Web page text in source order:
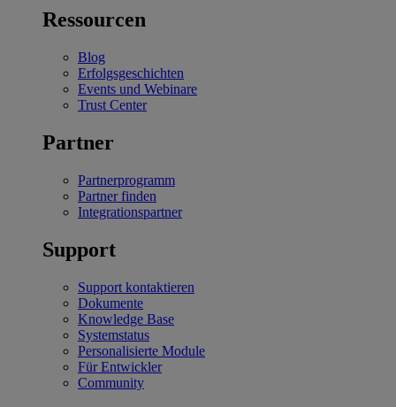
Ressourcen
Blog
Erfolgsgeschichten
Events und Webinare
Trust Center
Partner
Partnerprogramm
Partner finden
Integrationspartner
Support
Support kontaktieren
Dokumente
Knowledge Base
Systemstatus
Personalisierte Module
Für Entwickler
Community